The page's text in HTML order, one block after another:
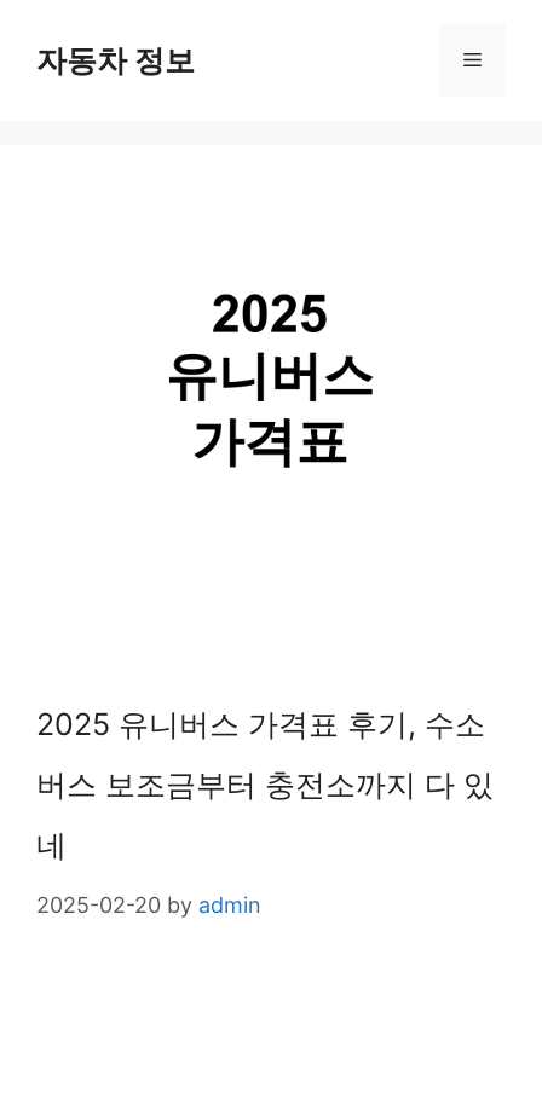
자동차 정보 Menu
2025 유니버스 가격표 후기, 수소
버스 보조금부터 충전소까지 다 있
네
2025-02-20 by admin